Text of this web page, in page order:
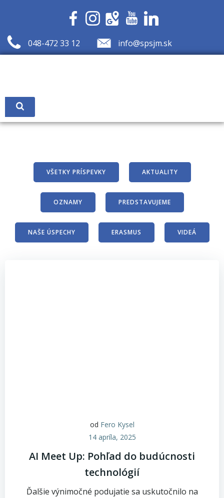
to
048-472 33 12
info@spsjm.sk
VŠETKY PRÍSPEVKY AKTUALITY
OZNAMY PREDSTAVUJEME
NAŠE ÚSPECHY ERASMUS VIDEÁ
od Fero Kysel
14 apríla, 2025
AI Meet Up: Pohľad do budúcnosti
technológií
Ďalšie výnimočné podujatie sa uskutočnilo na